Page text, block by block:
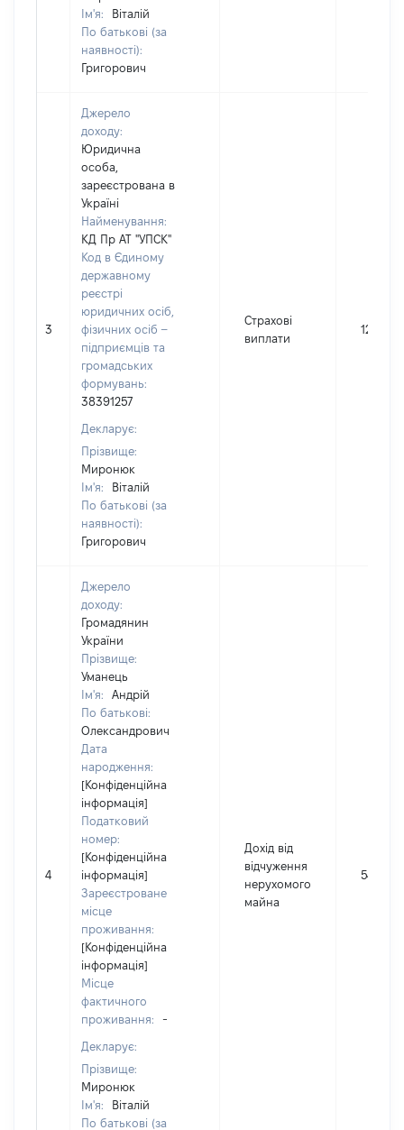
Ім'я:
Віталій
По батькові (за
наявності):
Григорович
3
Джерело
доходу:
Юридична
особа,
зареєстрована в
Україні
Найменування:
КД Пр АТ "УПСК"
Код в Єдиному
державному
реєстрі
юридичних осіб,
фізичних осіб –
підприємців та
громадських
формувань:
38391257
Декларує:
Прізвище:
Миронюк
Ім'я:
Віталій
По батькові (за
наявності):
Григорович
Страхові
виплати
121000
4
Джерело
доходу:
Громадянин
України
Прізвище:
Уманець
Ім'я:
Андрій
По батькові:
Олександрович
Дата
народження:
[Конфіденційна
інформація]
Податковий
номер:
[Конфіденційна
інформація]
Зареєстроване
місце
проживання:
[Конфіденційна
інформація]
Місце
фактичного
проживання:
-
Декларує:
Прізвище:
Миронюк
Ім'я:
Віталій
По батькові (за
Дохід від
відчуження
нерухомого
майна
54279